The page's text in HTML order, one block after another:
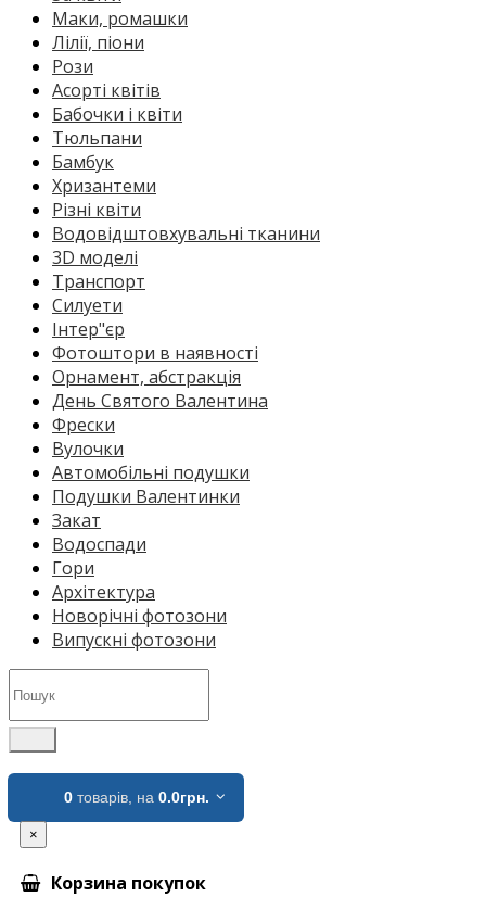
Маки, ромашки
Лілії, піони
Рози
Асорті квітів
Бабочки і квіти
Тюльпани
Бамбук
Хризантеми
Різні квіти
Водовідштовхувальні тканини
3D моделі
Транспорт
Силуети
Інтер"єр
Фотоштори в наявності
Орнамент, абстракція
День Святого Валентина
Фрески
Вулочки
Автомобільні подушки
Подушки Валентинки
Закат
Водоспади
Гори
Архітектура
Новорічні фотозони
Випускні фотозони
0 товарів, на 0.0грн.
×
Корзина покупок